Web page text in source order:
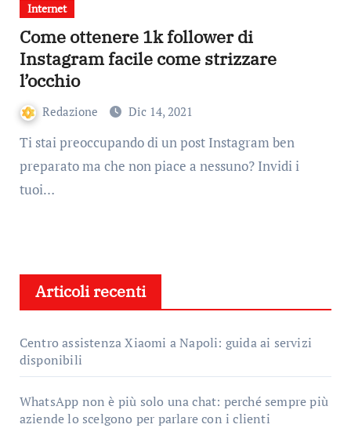
Internet
Come ottenere 1k follower di
Instagram facile come strizzare
l’occhio
Redazione Dic 14, 2021
Ti stai preoccupando di un post Instagram ben
preparato ma che non piace a nessuno? Invidi i
tuoi…
Articoli recenti
Centro assistenza Xiaomi a Napoli: guida ai servizi
disponibili
WhatsApp non è più solo una chat: perché sempre più
aziende lo scelgono per parlare con i clienti